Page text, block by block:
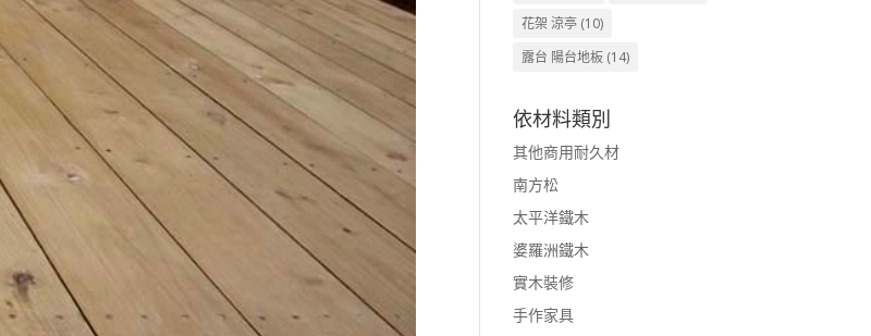
花架 涼亭 (10)
露台 陽台地板 (14)
依材料類別
其他商用耐久材
南方松
太平洋鐵木
婆羅洲鐵木
實木裝修
手作家具